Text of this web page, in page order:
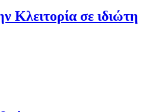
Κλειτορία σε ιδιώτη